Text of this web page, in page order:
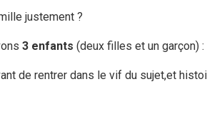
justement ?
3 enfants (deux filles et un garçon)
de rentrer dans le vif du sujet,et